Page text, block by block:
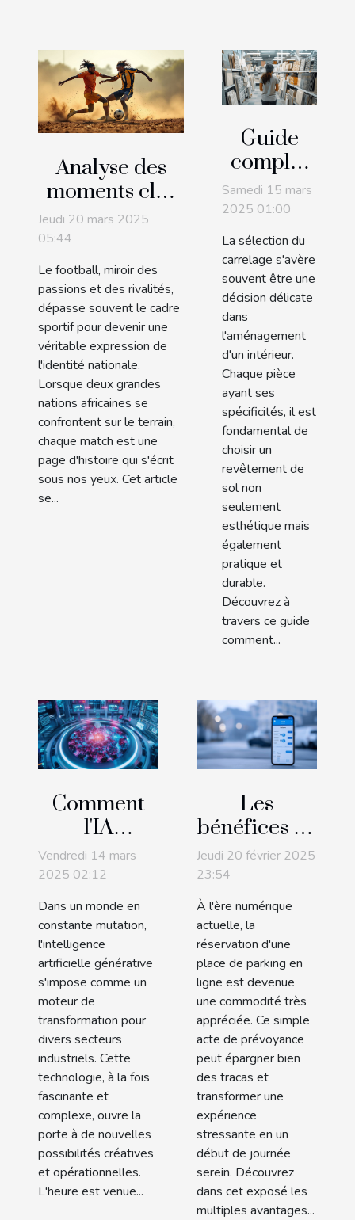
Analyse des
moments clés
des
confrontations
footballistiques
entre deux
grandes
nations
africaines
Jeudi 20 mars 2025
05:44
Le football, miroir des
passions et des rivalités,
dépasse souvent le cadre
sportif pour devenir une
véritable expression de
l'identité nationale.
Lorsque deux grandes
nations africaines se
confrontent sur le terrain,
chaque match est une
page d'histoire qui s'écrit
sous nos yeux. Cet article
se...
Guide
complet
pour
choisir le
carrelage
adapté à
chaque
espace de
votre
maison
Samedi 15 mars
2025 01:00
La sélection du
carrelage s'avère
souvent être une
décision délicate
dans
l'aménagement
d'un intérieur.
Chaque pièce
ayant ses
spécificités, il est
fondamental de
choisir un
revêtement de
sol non
seulement
esthétique mais
également
pratique et
durable.
Découvrez à
travers ce guide
comment...
Comment
l'IA
générative
transforme-
t-elle les
industries
modernes ?
Vendredi 14 mars
2025 02:12
Dans un monde en
constante mutation,
l'intelligence
artificielle générative
s'impose comme un
moteur de
transformation pour
divers secteurs
industriels. Cette
technologie, à la fois
fascinante et
complexe, ouvre la
porte à de nouvelles
possibilités créatives
et opérationnelles.
L'heure est venue...
Les
bénéfices de
réserver
votre place
de parking
en ligne
Jeudi 20 février 2025
23:54
À l'ère numérique
actuelle, la
réservation d'une
place de parking en
ligne est devenue
une commodité très
appréciée. Ce simple
acte de prévoyance
peut épargner bien
des tracas et
transformer une
expérience
stressante en un
début de journée
serein. Découvrez
dans cet exposé les
multiples avantages...